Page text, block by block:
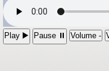
Play ▶️ Pause ⏸ Volume -